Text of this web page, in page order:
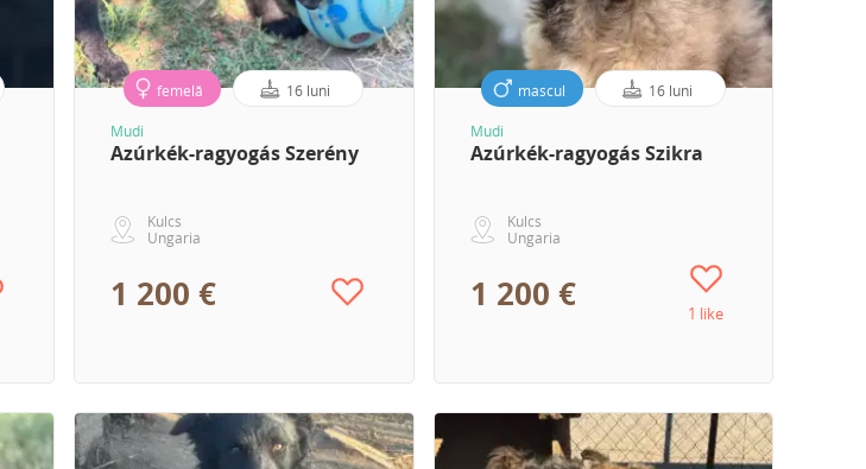
femelă 16 luni
Mudi
Azúrkék-ragyogás Szerény
Kulcs
Ungaria
1 200 €
mascul 16 luni
Mudi
Azúrkék-ragyogás Szikra
Kulcs
Ungaria
1 200 € 1 like